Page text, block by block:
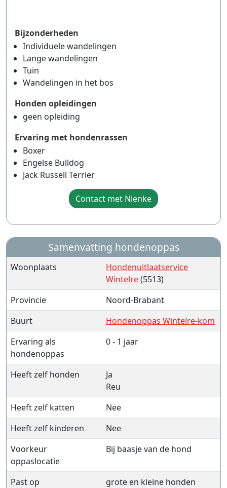
Bijzonderheden
Individuele wandelingen
Lange wandelingen
Tuin
Wandelingen in het bos
Honden opleidingen
geen opleiding
Ervaring met hondenrassen
Boxer
Engelse Bulldog
Jack Russell Terrier
Contact met Nienke
Samenvatting hondenoppas
Woonplaats
Hondenuitlaatservice
Wintelre(5513)
Provincie
Noord-Brabant
Buurt
Hondenoppas Wintelre-kom
Ervaring als
hondenoppas
0 - 1 jaar
Heeft zelf honden
Ja
Reu
Heeft zelf katten
Nee
Heeft zelf kinderen
Nee
Voorkeur
oppaslocatie
Bij baasje van de hond
Past op
grote en kleine honden